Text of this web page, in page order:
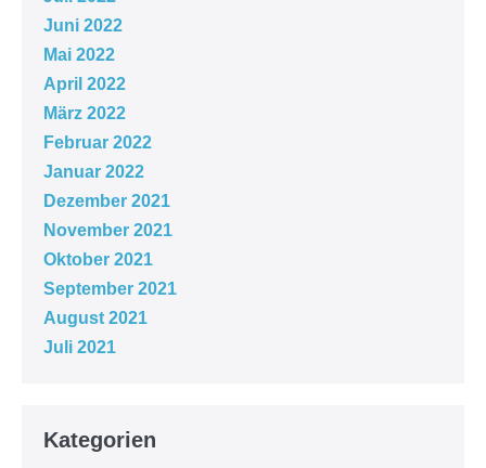
Juni 2022
Mai 2022
April 2022
März 2022
Februar 2022
Januar 2022
Dezember 2021
November 2021
Oktober 2021
September 2021
August 2021
Juli 2021
Kategorien